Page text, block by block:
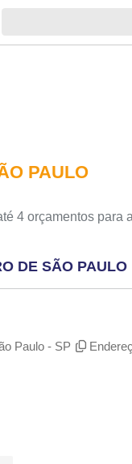
PAULO
4 orçamentos para
DE SÃO PAULO
Paulo - SP